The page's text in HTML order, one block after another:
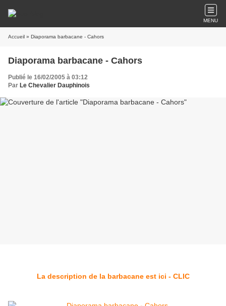
MENU
Accueil » Diaporama barbacane - Cahors
Diaporama barbacane - Cahors
Publié le 16/02/2005 à 03:12
Par Le Chevalier Dauphinois
La description de la barbacane est ici - CLIC